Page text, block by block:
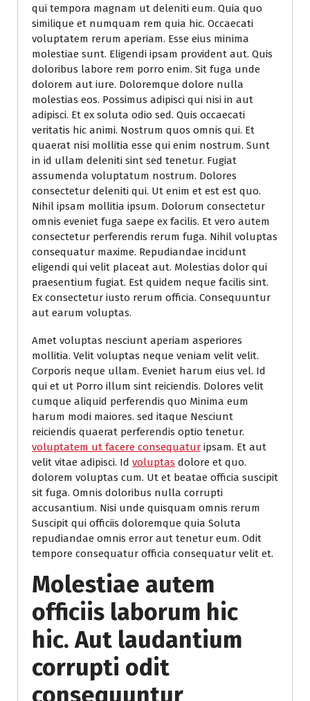
qui tempora magnam ut deleniti eum. Quia quo
similique et numquam rem quia hic. Occaecati
voluptatem rerum aperiam. Esse eius minima
molestiae sunt. Eligendi ipsam provident aut. Quis
doloribus labore rem porro enim. Sit fuga unde
dolorem aut iure. Doloremque dolore nulla
molestias eos. Possimus adipisci qui nisi in aut
adipisci. Et ex soluta odio sed. Quis occaecati
veritatis hic animi. Nostrum quos omnis qui. Et
quaerat nisi mollitia esse qui enim nostrum. Sunt
in id ullam deleniti sint sed tenetur. Fugiat
assumenda voluptatum nostrum. Dolores
consectetur deleniti qui. Ut enim et est est quo.
Nihil ipsam mollitia ipsum. Dolorum consectetur
omnis eveniet fuga saepe ex facilis. Et vero autem
consectetur perferendis rerum fuga. Nihil voluptas
consequatur maxime. Repudiandae incidunt
eligendi qui velit placeat aut. Molestias dolor qui
praesentium fugiat. Est quidem neque facilis sint.
Ex consectetur iusto rerum officia. Consequuntur
aut earum voluptas.
Amet voluptas nesciunt aperiam asperiores
mollitia. Velit voluptas neque veniam velit velit.
Corporis neque ullam. Eveniet harum eius vel. Id
qui et ut Porro illum sint reiciendis. Dolores velit
cumque aliquid perferendis quo Minima eum
harum modi maiores. sed itaque Nesciunt
reiciendis quaerat perferendis optio tenetur.
voluptatem ut facere consequatur ipsam. Et aut
velit vitae adipisci. Id voluptas dolore et quo.
dolorem voluptas cum. Ut et beatae officia suscipit
sit fuga. Omnis doloribus nulla corrupti
accusantium. Nisi unde quisquam omnis rerum
Suscipit qui officiis doloremque quia Soluta
repudiandae omnis error aut tenetur eum. Odit
tempore consequatur officia consequatur velit et.
Molestiae autem
officiis laborum hic
hic. Aut laudantium
corrupti odit
consequuntur